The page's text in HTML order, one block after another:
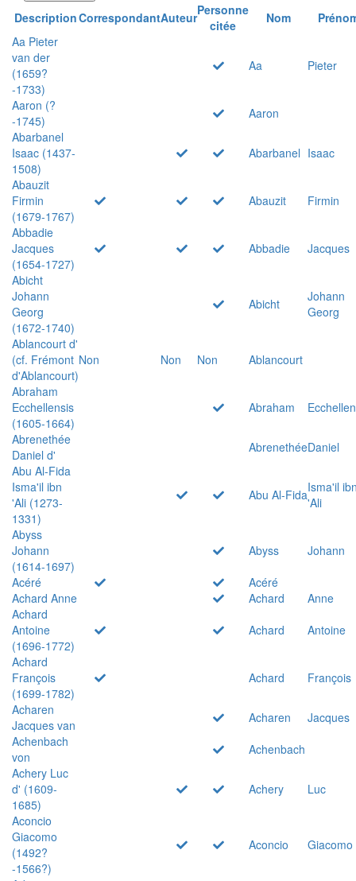
DescriptionCorrespondantAuteurPersonne
citée
Nom
Aa Pieter
van der
(1659?
-1733)
Aa Pieter
Aaron (?
-1745)
Aaron
Abarbanel
Isaac (1437-
1508)
Abarbanel Isaac
Abauzit
Firmin
(1679-1767)
Abauzit
Firmin
Abbadie
Jacques
(1654-1727)
Abbadie
Jacques
Abicht
Johann
Georg
(1672-1740)
Abicht
Johann
Georg
Ablancourt d'
(cf. Frémont
d'Ablancourt)
Non Non Non
Ablancourt
Abraham
Ecchellensis
(1605-1664)
Abraham
Abrenethée
Daniel d'
AbrenethéeDaniel
Abu Al-Fida
Isma'il ibn
'Ali (1273-
1331)
Abu Al-FidaIsma'il
'Ali
Abyss
Johann
(1614-1697)
Abyss
Johann
Acéré
Acéré
Achard Anne
Achard
Anne
Achard
Antoine
(1696-1772)
Achard
Antoine
Achard
François
(1699-1782)
Achard
François
Acharen
Jacques van
Acharen
Jacques
Achenbach
von
Achenbach
Achery Luc
d' (1609-
1685)
Achery
Luc
Aconcio
Giacomo
(1492?
-1566?)
Aconcio Giacomo